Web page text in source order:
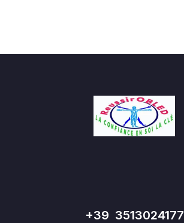
+39 3513024177